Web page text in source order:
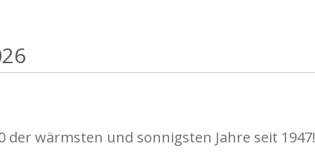
der wärmsten und sonnigsten Jahre seit 1947!